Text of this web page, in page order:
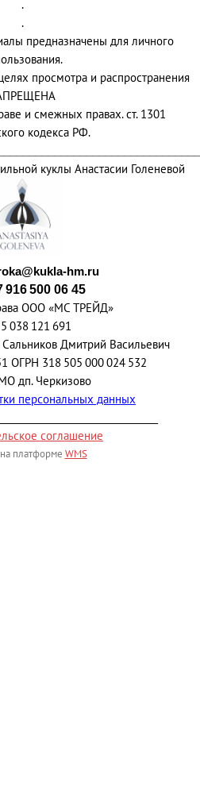
.
.
предназначены для личного
просмотра и распространения
и смежных правах. ст. 1301
кодекса РФ.
куклы Анастасии Голеневой
hm.ru
916 500 06 45
ООО «МС ТРЕЙД»
038 121 691
Дмитрий Васильевич
ОГРН 318 505 000 024 532
дп. Черкизово
персональных данных
соглашение
платформе WMS